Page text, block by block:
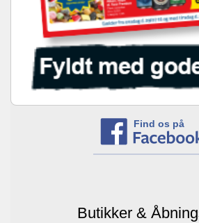
Find os på
Butikker &